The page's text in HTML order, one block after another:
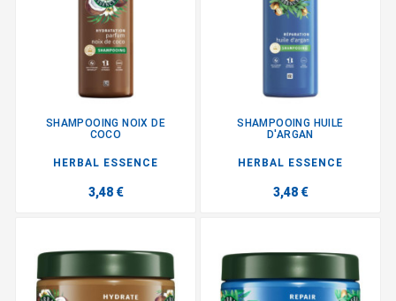
SHAMPOOING NOIX DE
COCO
HERBAL ESSENCE
3,48 €
SHAMPOOING HUILE
D'ARGAN
HERBAL ESSENCE
3,48 €